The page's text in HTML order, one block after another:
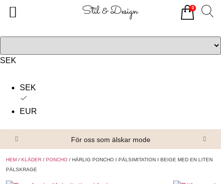
SEK
SEK
EUR
För oss som älskar mode
HEM / KLÄDER / PONCHO / HÄRLIG PONCHO I PÄLSIMITATION I BEIGE MED EN LITEN
PÄLSKRAGE
0
Alla produkter
Om oss